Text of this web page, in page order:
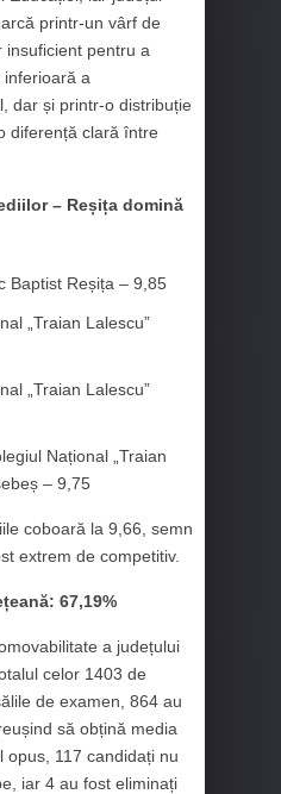
printr-un vârf de
insuficient pentru a
inferioară a
dar și printr-o distribuție
diferență clară între
– Reșița domină
Baptist Reșița – 9,85
„Traian Lalescu”
„Traian Lalescu”
Național „Traian
– 9,75
coboară la 9,66, semn
extrem de competitiv.
67,19%
a județului
celor 1403 de
de examen, 864 au
să obțină media
opus, 117 candidați nu
iar 4 au fost eliminați